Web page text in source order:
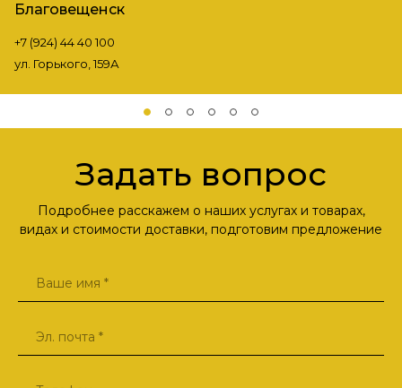
Благовещенск
+7 (924) 44 40 100
ул. Горького, 159А
Задать вопрос
Подробнее расскажем о наших услугах и товарах,
видах и стоимости доставки, подготовим предложение